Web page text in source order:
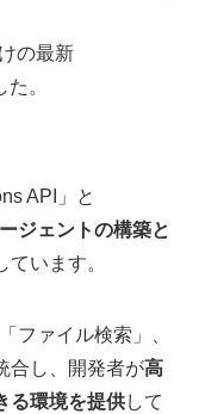
の最新
。
API」と
ジェントの構築と
ています。
ファイル検索」、
合し、開発者が高
る環境を提供して